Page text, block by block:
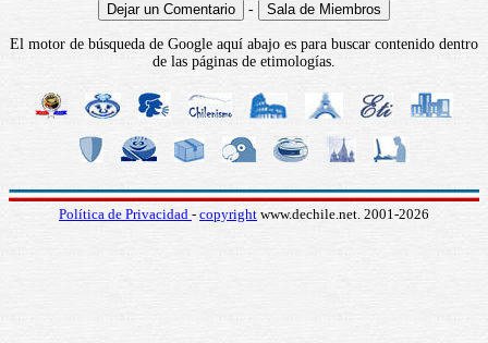
-
El motor de búsqueda de Google aquí abajo es para buscar contenido dentro
de las páginas de etimologías.
Política de Privacidad - copyright www.dechile.net. 2001-2026